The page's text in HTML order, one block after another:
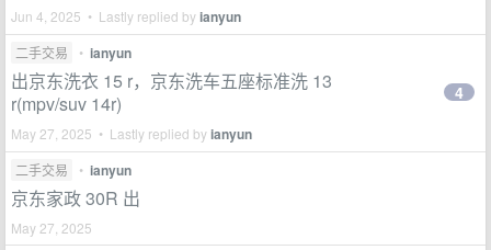
Jun 4, 2025 • Lastly replied byianyun
二手交易 • ianyun
出京东洗衣 15 r，京东洗车五座标准洗 13
r(mpv/suv 14r)
May 27, 2025 • Lastly replied byianyun
4
二手交易 • ianyun
京东家政 30R 出
May 27, 2025